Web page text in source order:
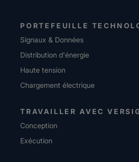
PORTEFEUILLE
Signaux & Données
Distribution d'énergie
Haute tension
Chargement électrique
TRAVAILLER AVEC
Conception
Exécution